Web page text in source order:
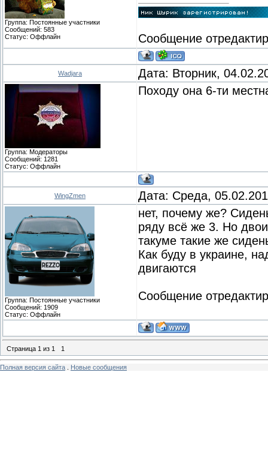
Группа: Постоянные участники
Сообщений: 583
Статус: Оффлайн Сообщение
Wadjara Дата: Вторник,
Группа: Модераторы
Сообщений: 1281
Статус: Оффлайн
Походу она 6-ти
WingZmen Дата: Среда,
Группа: Постоянные участники
Сообщений: 1909
Статус: Оффлайн
нет, почему же?
ряду всё же 3. Но
такуме такие же
Как буду в украине,
двигаются
Сообщение
Страница 1 из 1 1
Полная версия сайта Новые сообщения